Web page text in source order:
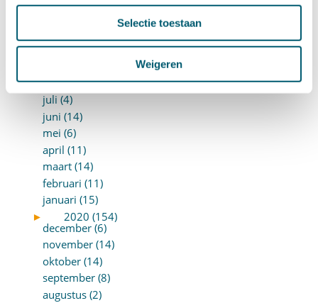
Selectie toestaan
Weigeren
►
2021 (123)
oktober (13)
augustus (7)
juli (4)
juni (14)
mei (6)
april (11)
maart (14)
februari (11)
januari (15)
►
2020 (154)
december (6)
november (14)
oktober (14)
september (8)
augustus (2)